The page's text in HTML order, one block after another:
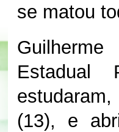
se matou
Estadual
(13), e